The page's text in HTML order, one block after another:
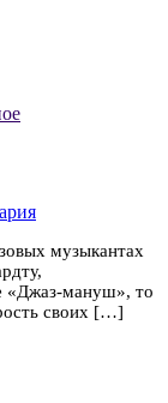
музыкантах
«Джаз-мануш», то
своих […]